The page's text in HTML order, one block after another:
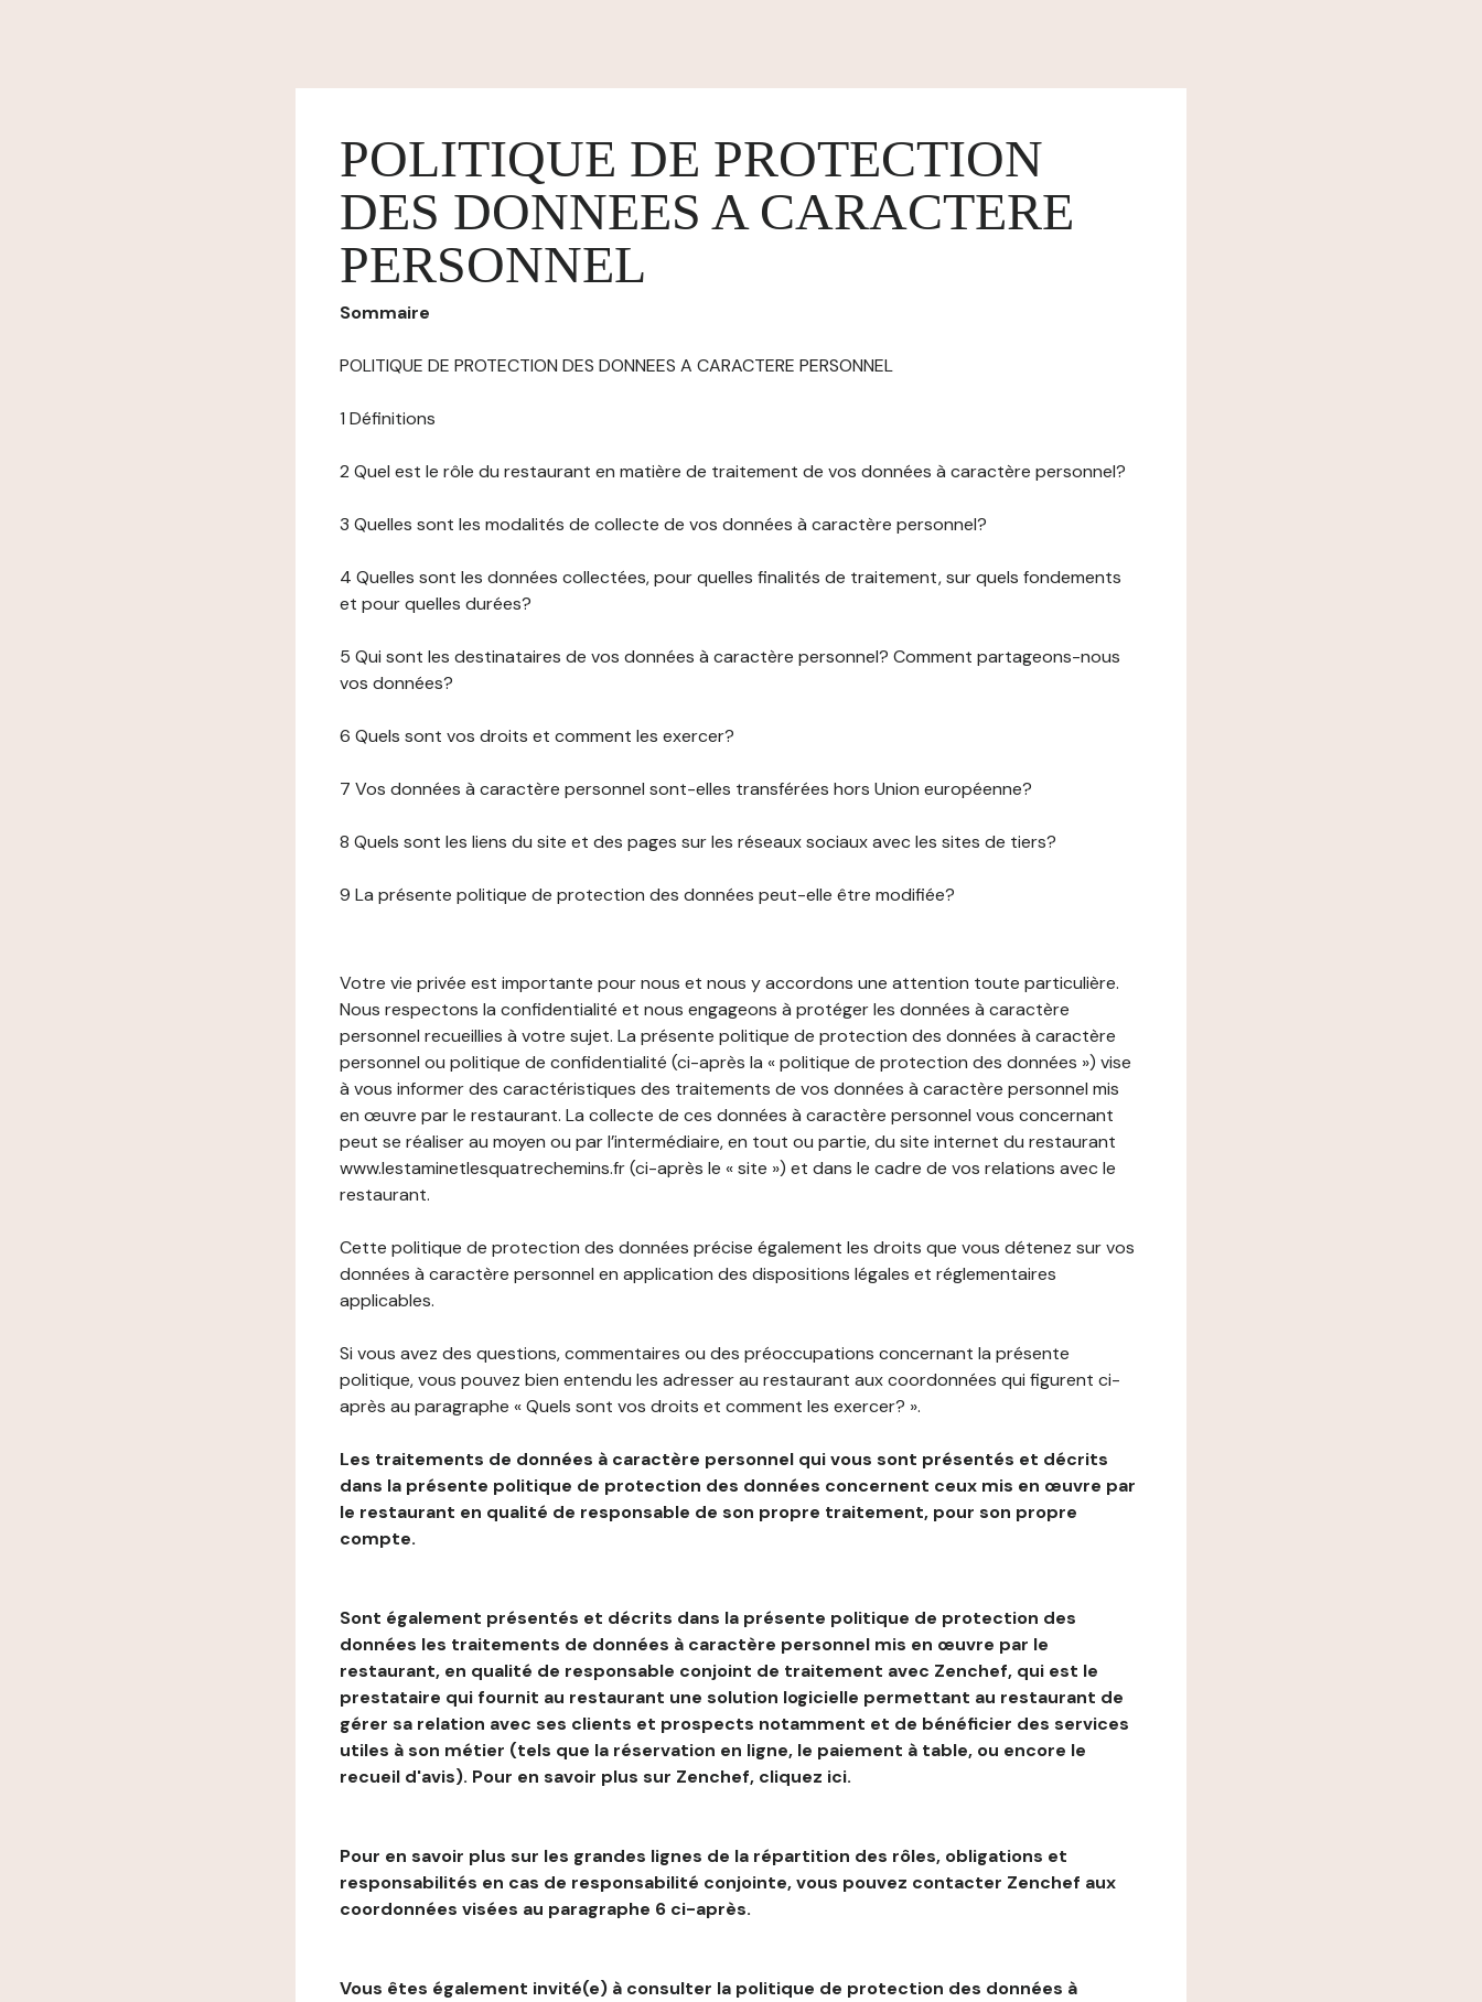
POLITIQUE DE PROTECTION
DES DONNEES A CARACTERE
PERSONNEL
Sommaire
POLITIQUE DE PROTECTION DES DONNEES A CARACTERE PERSONNEL
1 Définitions
2 Quel est le rôle du restaurant en matière de traitement de vos données à caractère personnel?
3 Quelles sont les modalités de collecte de vos données à caractère personnel?
4 Quelles sont les données collectées, pour quelles finalités de traitement, sur quels fondements
et pour quelles durées?
5 Qui sont les destinataires de vos données à caractère personnel? Comment partageons-nous
vos données?
6 Quels sont vos droits et comment les exercer?
7 Vos données à caractère personnel sont-elles transférées hors Union européenne?
8 Quels sont les liens du site et des pages sur les réseaux sociaux avec les sites de tiers?
9 La présente politique de protection des données peut-elle être modifiée?
Votre vie privée est importante pour nous et nous y accordons une attention toute particulière.
Nous respectons la confidentialité et nous engageons à protéger les données à caractère
personnel recueillies à votre sujet. La présente politique de protection des données à caractère
personnel ou politique de confidentialité (ci-après la « politique de protection des données ») vise
à vous informer des caractéristiques des traitements de vos données à caractère personnel mis
en œuvre par le restaurant. La collecte de ces données à caractère personnel vous concernant
peut se réaliser au moyen ou par l’intermédiaire, en tout ou partie, du site internet du restaurant
www.lestaminetlesquatrechemins.fr (ci-après le « site ») et dans le cadre de vos relations avec le
restaurant.
Cette politique de protection des données précise également les droits que vous détenez sur vos
données à caractère personnel en application des dispositions légales et réglementaires
applicables.
Si vous avez des questions, commentaires ou des préoccupations concernant la présente
politique, vous pouvez bien entendu les adresser au restaurant aux coordonnées qui figurent ci-
après au paragraphe « Quels sont vos droits et comment les exercer? ».
Les traitements de données à caractère personnel qui vous sont présentés et décrits
dans la présente politique de protection des données concernent ceux mis en œuvre par
le restaurant en qualité de responsable de son propre traitement, pour son propre
compte.
Sont également présentés et décrits dans la présente politique de protection des
données les traitements de données à caractère personnel mis en œuvre par le
restaurant, en qualité de responsable conjoint de traitement avec Zenchef, qui est le
prestataire qui fournit au restaurant une solution logicielle permettant au restaurant de
gérer sa relation avec ses clients et prospects notamment et de bénéficier des services
utiles à son métier (tels que la réservation en ligne, le paiement à table, ou encore le
recueil d'avis). Pour en savoir plus sur Zenchef, cliquez ici.
Pour en savoir plus sur les grandes lignes de la répartition des rôles, obligations et
responsabilités en cas de responsabilité conjointe, vous pouvez contacter Zenchef aux
coordonnées visées au paragraphe 6 ci-après.
Vous êtes également invité(e) à consulter la politique de protection des données à